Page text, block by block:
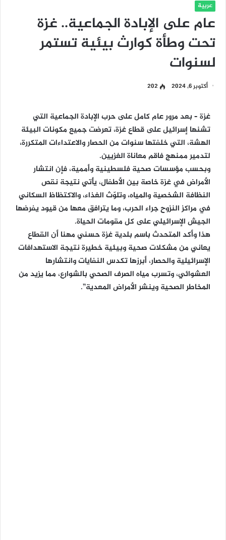
عربية
عام على الإبادة الجماعية.. غزة
تحت وطأة كوارث بيئية تستمر
لسنوات
أكتوبر 6, 2024 202
غزة – بعد مرور عام كامل على حرب الإبادة الجماعية التي
تشنها إسرائيل على قطاع غزة، تعرضت جميع مكونات البيئة
الهشة، التي خلفتها سنوات من الحصار والاعتداءات المتكررة،
لتدمير ممنهج فاقم معاناة الغزيين.
وبحسب مؤسسات صحية فلسطينية وأممية، فإن انتشار
الأمراض في غزة خاصة بين الأطفال، يأتي نتيجة نقص
النظافة الشخصية والمياه، وتلوّث الغذاء، والاكتظاظ السكاني
في مراكز النزوح جراء الحرب، وما يترافق معها من قيود يفرضها
الجيش الإسرائيلي على كل مقومات الحياة.
هذا وأكد المتحدث باسم بلدية غزة حسني مهنا أن القطاع
يعاني من مشكلات صحية وبيئية خطيرة نتيجة الاستهدافات
الإسرائيلية والحصار، أبرزها تكدس النفايات وانتشارها
العشوائي، وتسرب مياه الصرف الصحي بالشوارع، مما يزيد من
المخاطر الصحية وينشر الأمراض المعدية”.